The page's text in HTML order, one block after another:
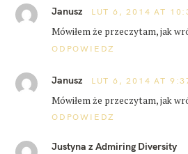
Janusz LUT 6, 2014 AT
Mówiłem że przeczytam, jak
ODPOWIEDZ
Janusz LUT 6, 2014 AT
Mówiłem że przeczytam, jak
ODPOWIEDZ
Justyna z Admiring Diversity